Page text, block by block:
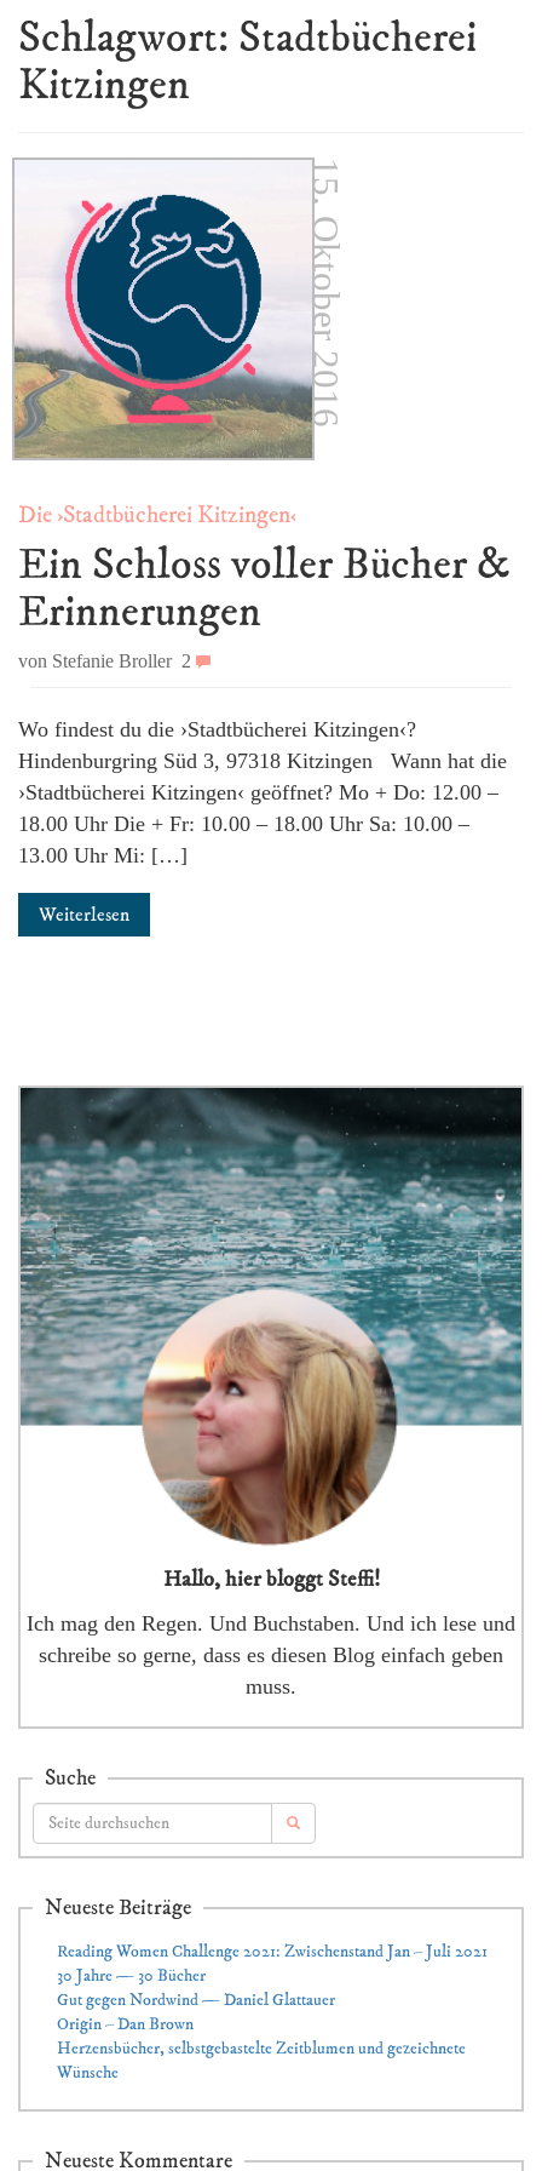
Schlagwort: Stadtbücherei
Kitzingen
15. Oktober 2016
Die ›Stadtbücherei Kitzingen‹
Ein Schloss voller Bücher &
Erinnerungen
von Stefanie Broller 2
Wo findest du die ›Stadtbücherei Kitzingen‹?
Hindenburgring Süd 3, 97318 Kitzingen Wann hat die
›Stadtbücherei Kitzingen‹ geöffnet? Mo + Do: 12.00 –
18.00 Uhr Die + Fr: 10.00 – 18.00 Uhr Sa: 10.00 –
13.00 Uhr Mi: […]
Weiterlesen
Hallo, hier bloggt Steffi!
Ich mag den Regen. Und Buchstaben. Und ich lese und
schreibe so gerne, dass es diesen Blog einfach geben
muss.
Suche
Neueste Beiträge
Reading Women Challenge 2021: Zwischenstand Jan – Juli 2021
30 Jahre — 30 Bücher
Gut gegen Nordwind — Daniel Glattauer
Origin – Dan Brown
Herzensbücher, selbstgebastelte Zeitblumen und gezeichnete
Wünsche
Neueste Kommentare